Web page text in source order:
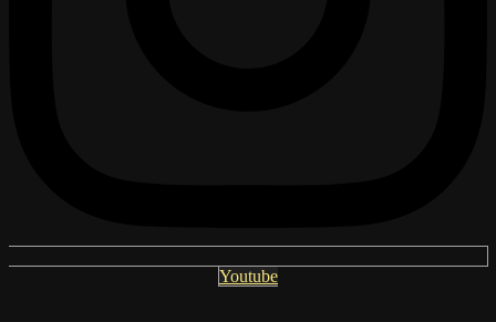
Youtube